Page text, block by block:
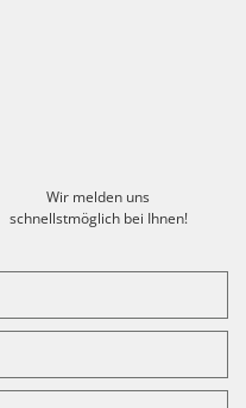
Wir melden uns
schnellstmöglich bei Ihnen!